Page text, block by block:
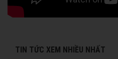
TIN TỨC XEM NHIỀU NHẤT